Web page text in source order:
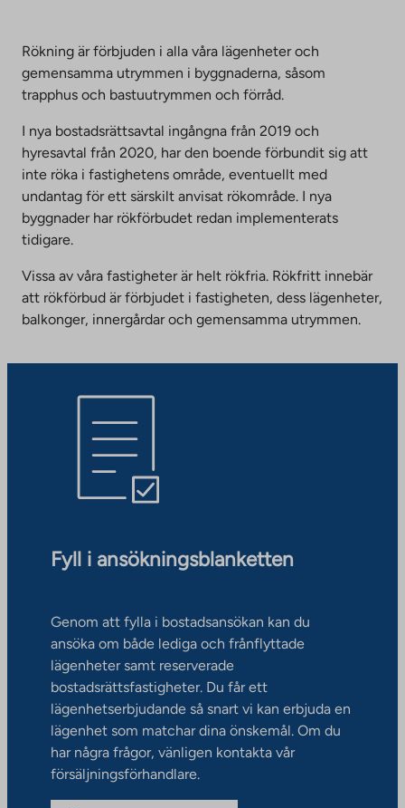
Rökning är förbjuden i alla våra lägenheter och
gemensamma utrymmen i byggnaderna, såsom
trapphus och bastuutrymmen och förråd.
I nya bostadsrättsavtal ingångna från 2019 och
hyresavtal från 2020, har den boende förbundit sig att
inte röka i fastighetens område, eventuellt med
undantag för ett särskilt anvisat rökområde. I nya
byggnader har rökförbudet redan implementerats
tidigare.
Vissa av våra fastigheter är helt rökfria. Rökfritt innebär
att rökförbud är förbjudet i fastigheten, dess lägenheter,
balkonger, innergårdar och gemensamma utrymmen.
Fyll i ansökningsblanketten
Genom att fylla i bostadsansökan kan du
ansöka om både lediga och frånflyttade
lägenheter samt reserverade
bostadsrättsfastigheter. Du får ett
lägenhetserbjudande så snart vi kan erbjuda en
lägenhet som matchar dina önskemål. Om du
har några frågor, vänligen kontakta vår
försäljningsförhandlare.